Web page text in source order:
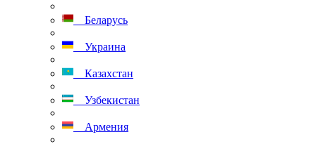
Беларусь
Украина
Казахстан
Узбекистан
Армения